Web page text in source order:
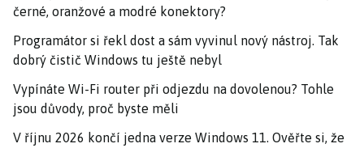
černé, oranžové a modré konektory?
Programátor si řekl dost a sám vyvinul nový nástroj. Tak
dobrý čistič Windows tu ještě nebyl
Vypínáte Wi-Fi router při odjezdu na dovolenou? Tohle
jsou důvody, proč byste měli
V říjnu 2026 končí jedna verze Windows 11. Ověřte si, že